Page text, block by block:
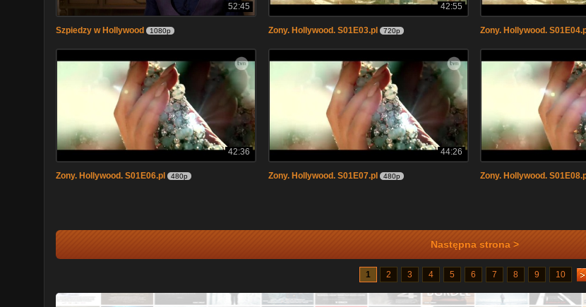
52:45
Szpiedzy w Hollywood 1080p
42:55
Zony. Hollywood. S01E03.pl 720p Zony. Hollywood.
42:36
Zony. Hollywood. S01E06.pl 480p
44:26
Zony. Hollywood. S01E07.pl 480p Zony. Hollywood.
Następna strona >
1 2 3 4 5 6 7 8 9 10